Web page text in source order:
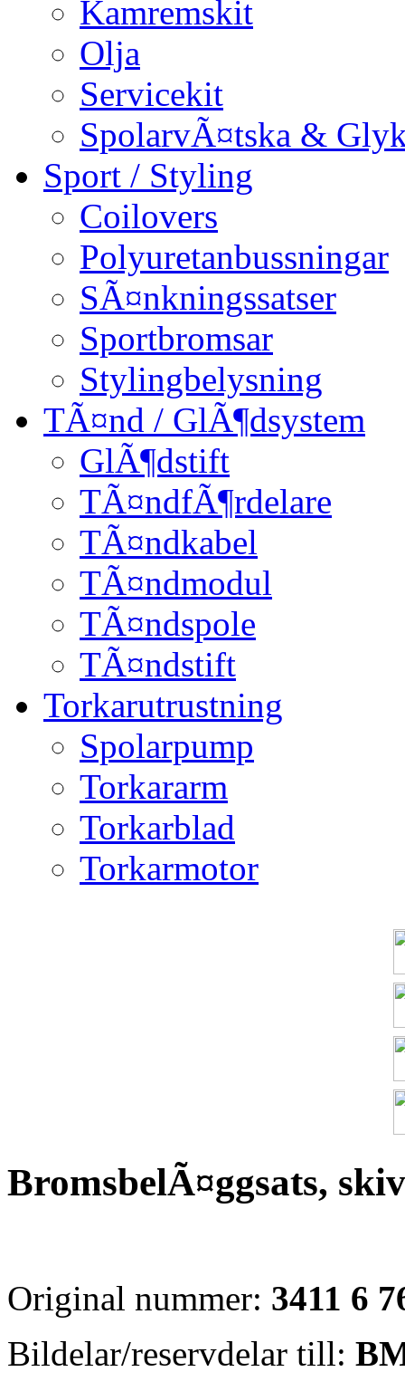
Kamremskit
Olja
Servicekit
SpolarvÃ¤tska &
Sport / Styling
Coilovers
Polyuretanbussningar
SÃ¤nkningssatser
Sportbromsar
Stylingbelysning
TÃ¤nd / GlÃ¶dsystem
GlÃ¶dstift
TÃ¤ndfÃ¶rdelare
TÃ¤ndkabel
TÃ¤ndmodul
TÃ¤ndspole
TÃ¤ndstift
Torkarutrustning
Spolarpump
Torkararm
Torkarblad
Torkarmotor
BromsbelÃ¤ggsats,
Original nummer: 3411 6
Bildelar/reservdelar till: